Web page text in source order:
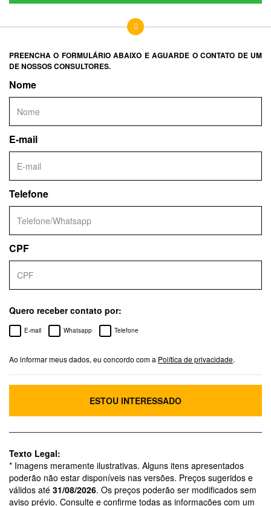
PREENCHA O FORMULÁRIO ABAIXO E AGUARDE O CONTATO DE UM
DE NOSSOS CONSULTORES.
Nome
E-mail
Telefone
CPF
Quero receber contato por:
E-mail Whatsapp Telefone
Ao informar meus dados, eu concordo com a Política de privacidade.
ESTOU INTERESSADO
Texto Legal:
* Imagens meramente ilustrativas. Alguns itens apresentados
poderão não estar disponíveis nas versões. Preços sugeridos e
válidos até 31/08/2026. Os preços poderão ser modificados sem
aviso prévio. Consulte e confirme todas as informações com um